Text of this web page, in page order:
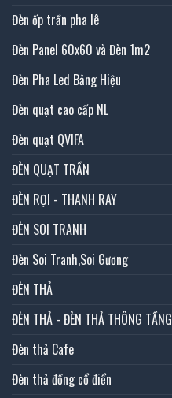
Đèn ốp trần pha lê
Đèn Panel 60x60 và Đèn 1m2
Đèn Pha Led Bảng Hiệu
Đèn quạt cao cấp NL
Đèn quạt QVIFA
ĐÈN QUẠT TRẦN
ĐÈN RỌI - THANH RAY
ĐÈN SOI TRANH
Đèn Soi Tranh,Soi Gương
ĐÈN THẢ
ĐÈN THẢ - ĐÈN THẢ THÔNG TẦNG
Đèn thả Cafe
Đèn thả đồng cổ điển